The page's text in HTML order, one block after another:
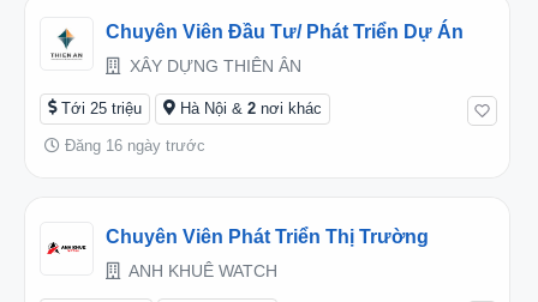
Chuyên Viên Đầu Tư/ Phát Triển Dự Án
XÂY DỰNG THIÊN ÂN
Tới 25 triệu Hà Nội & 2 nơi khác
Đăng 16 ngày trước
Chuyên Viên Phát Triển Thị Trường
ANH KHUÊ WATCH